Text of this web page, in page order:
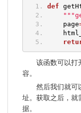
def
page
该函数可以打
容。
然后我们就可
址。获取之后，就
据。